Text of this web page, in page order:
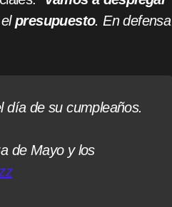
elpresupuesto. En defensa
día de su cumpleaños.
de Mayo y los